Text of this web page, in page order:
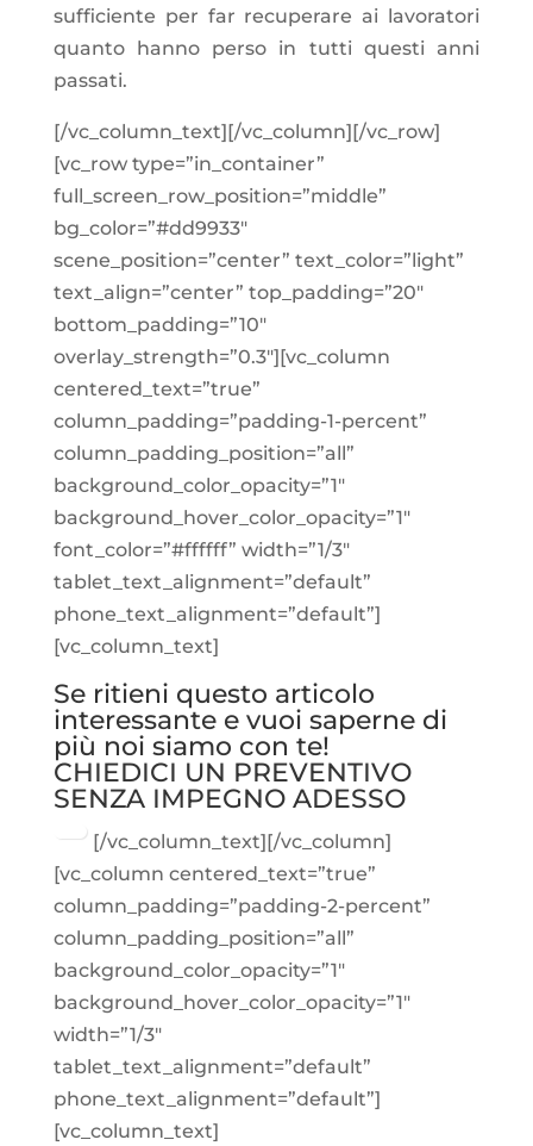
sufficiente per far recuperare ai lavoratori
quanto hanno perso in tutti questi anni
passati.
[/vc_column_text][/vc_column][/vc_row]
[vc_row type=”in_container”
full_screen_row_position=”middle”
bg_color=”#dd9933″
scene_position=”center” text_color=”light”
text_align=”center” top_padding=”20″
bottom_padding=”10″
overlay_strength=”0.3″][vc_column
centered_text=”true”
column_padding=”padding-1-percent”
column_padding_position=”all”
background_color_opacity=”1″
background_hover_color_opacity=”1″
font_color=”#ffffff” width=”1/3″
tablet_text_alignment=”default”
phone_text_alignment=”default”]
[vc_column_text]
Se ritieni questo articolo
interessante e vuoi saperne di
più noi siamo con te!
CHIEDICI UN PREVENTIVO
SENZA IMPEGNO ADESSO
[/vc_column_text][/vc_column]
[vc_column centered_text=”true”
column_padding=”padding-2-percent”
column_padding_position=”all”
background_color_opacity=”1″
background_hover_color_opacity=”1″
width=”1/3″
tablet_text_alignment=”default”
phone_text_alignment=”default”]
[vc_column_text]